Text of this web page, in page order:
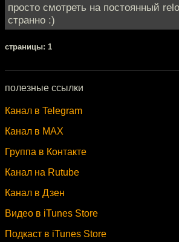
просто смотреть на поcтоянный
странно :)
cтраницы: 1
полезные ссылки
Канал в Telegram
Канал в MAX
Группа в Контакте
Канал на Rutube
Канал в Дзен
Видео в iTunes Store
Подкаст в iTunes Store